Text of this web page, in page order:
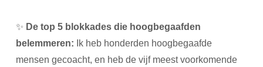
✨ De top 5 blokkades die hoogbegaafden
belemmeren:
Ik heb honderden hoogbegaafde
mensen gecoacht, en heb de vijf meest voorkomende